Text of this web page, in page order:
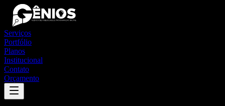
Serviços
Portfólio
Planos
Institucional
Contato
Orçamento